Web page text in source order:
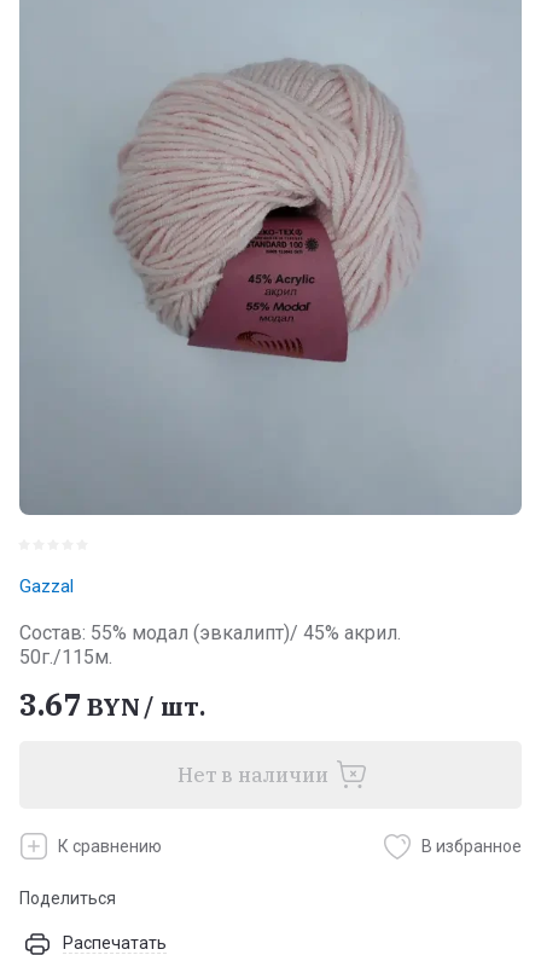
Gazzal
Состав: 55% модал (эвкалипт)/ 45% акрил.
50г./115м.
3.67 BYN/ шт.
Нет в наличии
К сравнению В избранное
Поделиться
Распечатать